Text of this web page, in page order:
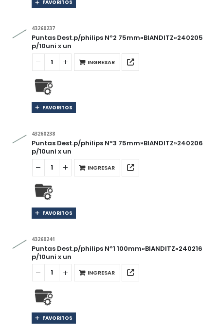
FAVORITOS
43260237
Puntas Dest.p/philips Nº2 75mm»BIANDITZ»240205
p/10uni x un
INGRESAR
FAVORITOS
43260238
Puntas Dest.p/philips Nº3 75mm»BIANDITZ»240206
p/10uni x un
INGRESAR
FAVORITOS
43260241
Puntas Dest.p/philips Nº1 100mm»BIANDITZ»240216
p/10uni x un
INGRESAR
FAVORITOS